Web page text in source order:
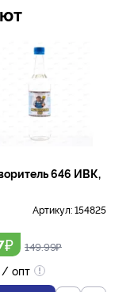
646 ИВК,
Артикул:154825
₽ 149.99₽
опт